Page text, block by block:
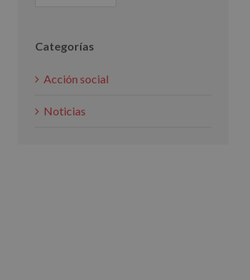
Categorías
Acción social
Noticias